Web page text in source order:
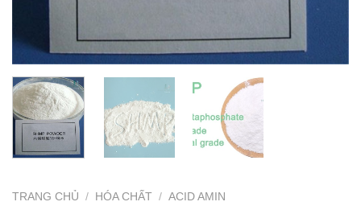
TRANG CHỦ / HÓA CHẤT / ACID AMIN